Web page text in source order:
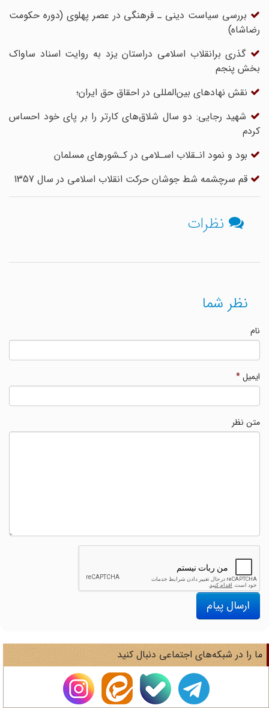
بررسی سیاست دینی ـ فرهنگی در عصر پهلوی (دوره حکومت
رضاشاه)
گذری برانقلاب اسلامی دراستان یزد به روایت اسناد ساواک
بخش پنجم
نقش نهادهای بین‌‌المللی در احقاق حق ایران؛
شهید رجایی: دو سال شلاق‌های کارتر را بر پای خود احساس
کردم
بود‌ و نمود‌ انـقلاب‌ اسـلامی در کـشورهای مسلمان
قم سرچشمه شط جوشان حرکت انقلاب اسلامی در سال 1357
نظرات
نظر شما
ایمیل*
متن نظر
ارسال پیام
را در شبکه‌های اجتماعی دنبال کنید